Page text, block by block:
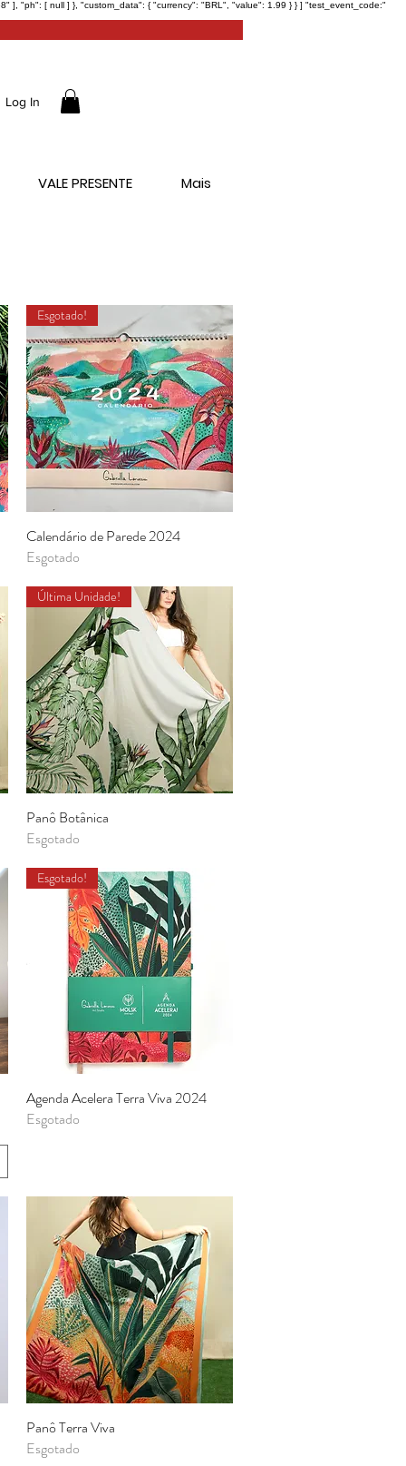
], "ph": [ null ] }, "custom_data": { "currency": "BRL", "value": 1.99 } } ] "test_event_code:"
Log In
VALE PRESENTE Mais
Visualização rápida
Esgotado!
Calendário de Parede 2024
Esgotado
Visualização rápida
Última Unidade!
Panô Botânica
Esgotado
Visualização rápida
Esgotado!
Agenda Acelera Terra Viva 2024
Esgotado
Visualização rápida
Panô Terra Viva
Esgotado